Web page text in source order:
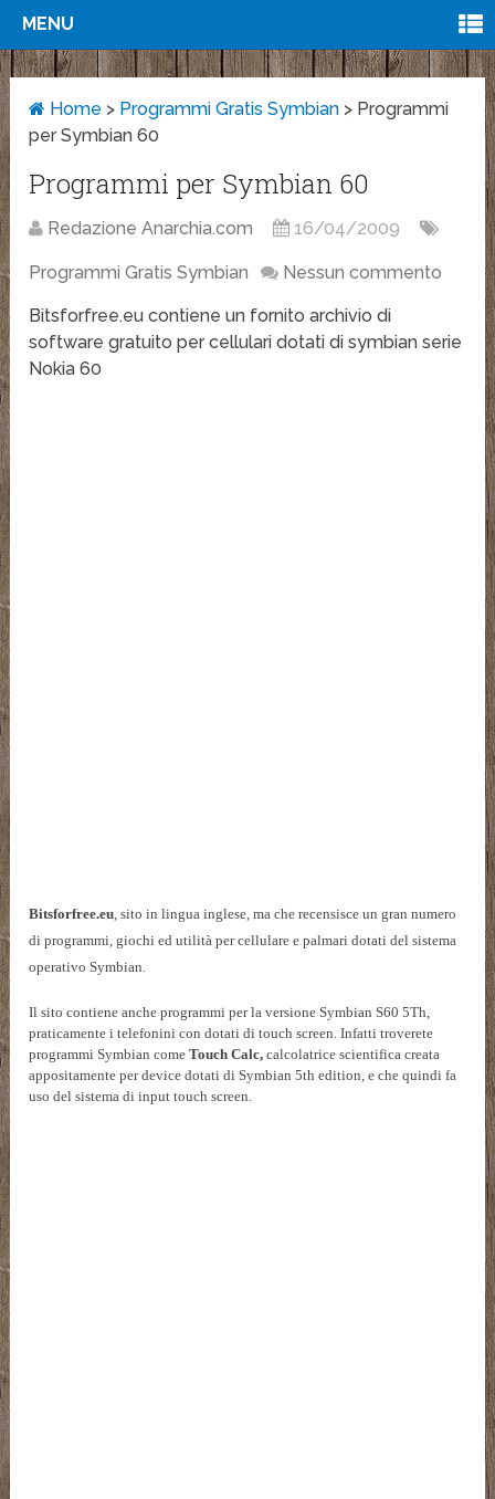
MENU
Home > Programmi Gratis Symbian > Programmi
per Symbian 60
Programmi per Symbian 60
Redazione Anarchia.com 16/04/2009
Programmi Gratis Symbian Nessun commento
Bitsforfree.eu contiene un fornito archivio di
software gratuito per cellulari dotati di symbian serie
Nokia 60
Bitsforfree.eu, sito in lingua inglese, ma che recensisce un gran numero
di programmi, giochi ed utilità per cellulare e palmari dotati del sistema
operativo Symbian.
Il sito contiene anche programmi per la versione Symbian S60 5Th,
praticamente i telefonini con dotati di touch screen. Infatti troverete
programmi Symbian comeTouch Calc, calcolatrice scientifica creata
appositamente per device dotati di Symbian 5th edition, e che quindi fa
uso del sistema di input touch screen.